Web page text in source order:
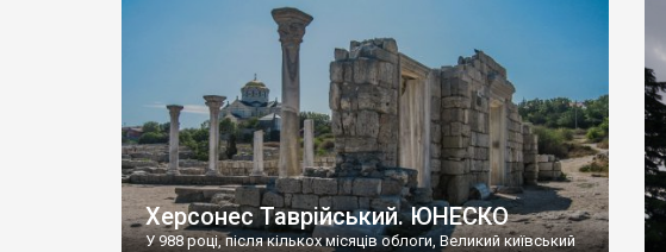
візантійської доби. Раритети викрадені з фондів об’єкту
культурної спадщини ЮНЕСКО «Херсонеса Таврійського».
Офіційно – на виставку «Золото Візантії», але експерти та
влада в Україні вважають це лише […]
Херсонес Таврійський. ЮНЕСКО
У 988 році, після кількох місяців облоги, Великий київський